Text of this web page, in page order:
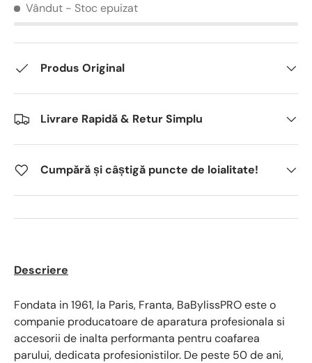
Vândut - Stoc epuizat
Produs Original
Livrare Rapidă & Retur Simplu
Cumpără și câștigă puncte de loialitate!
Descriere
Fondata in 1961, la Paris, Franta, BaBylissPRO este o
companie producatoare de aparatura profesionala si
accesorii de inalta performanta pentru coafarea
parului, dedicata profesionistilor. De peste 50 de ani,